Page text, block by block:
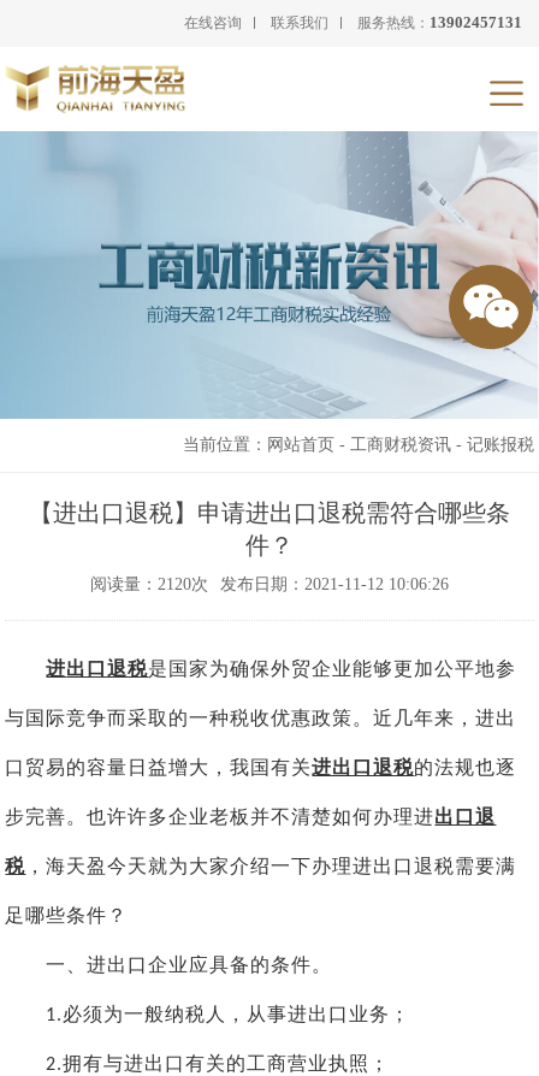
在线咨询 联系我们 服务热线： 13902457131
当前位置： 网站首页 - 工商财税资讯- 记账报税
【进出口退税】申请进出口退税需符合哪些条
件？
阅读量：2120次 发布日期：2021-11-12 10:06:26
进出口退税是国家为确保外贸企业能够更加公平地参
与国际竞争而采取的一种税收优惠政策。近几年来，进出
口贸易的容量日益增大，我国有关进出口退税的法规也逐
步完善。也许许多企业老板并不清楚如何办理进出口退
税 ，海天盈今天就为大家介绍一下办理进出口退税需要满
足哪些条件？
一、进出口企业应具备的条件。
1.必须为一般纳税人，从事进出口业务；
2.拥有与进出口有关的工商营业执照；